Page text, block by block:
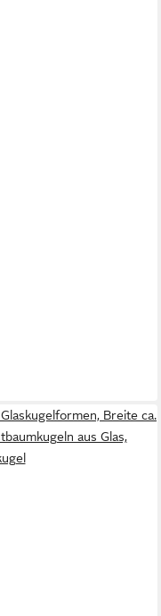
Breite ca.
aus Glas,